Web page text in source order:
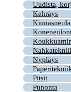
Uudista,
Kehräys
Nypläys
Pitsit
Punonta